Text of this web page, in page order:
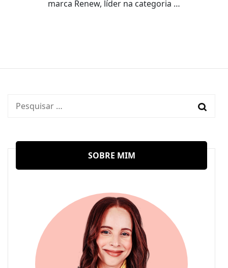
marca Renew, líder na categoria …
Pesquisar
SOBRE MIM